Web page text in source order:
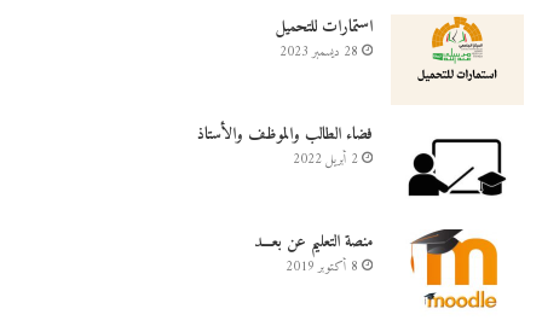
استمارات للتحميل
28 ديسمبر 2023
فضاء الطالب والموظف والأستاذ
2 أبريل 2022
منصة التعليم عن بعـــد
8 أكتوبر 2019